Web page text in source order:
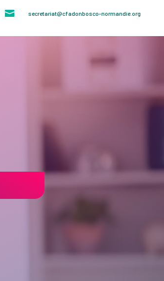
 secretariat@cfadonbosco-normandie.org